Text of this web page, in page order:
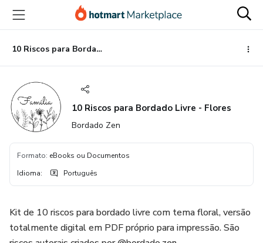
para
conteúdo
principal
para
pagamento
para
rodapé
10 Riscos para Bordado Livre - Flores
10 Riscos para Bordado Livre - Flores
Bordado Zen
Formato: eBooks ou Documentos
Idioma: Português
Kit de 10 riscos para bordado livre com tema floral, versão
totalmente digital em PDF próprio para impressão. São